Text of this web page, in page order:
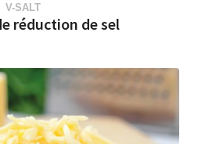
V-SALT
réduction de sel